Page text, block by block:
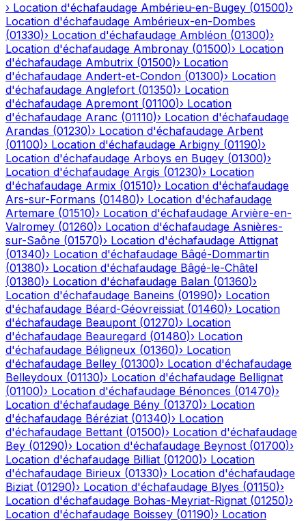
› Location d'échafaudage Ambérieu-en-Bugey (01500)›
Location d'échafaudage Ambérieux-en-Dombes
(01330)› Location d'échafaudage Ambléon (01300)›
Location d'échafaudage Ambronay (01500)› Location
d'échafaudage Ambutrix (01500)› Location
d'échafaudage Andert-et-Condon (01300)› Location
d'échafaudage Anglefort (01350)› Location
d'échafaudage Apremont (01100)› Location
d'échafaudage Aranc (01110)› Location d'échafaudage
Arandas (01230)› Location d'échafaudage Arbent
(01100)› Location d'échafaudage Arbigny (01190)›
Location d'échafaudage Arboys en Bugey (01300)›
Location d'échafaudage Argis (01230)› Location
d'échafaudage Armix (01510)› Location d'échafaudage
Ars-sur-Formans (01480)› Location d'échafaudage
Artemare (01510)› Location d'échafaudage Arvière-en-
Valromey (01260)› Location d'échafaudage Asnières-
sur-Saône (01570)› Location d'échafaudage Attignat
(01340)› Location d'échafaudage Bâgé-Dommartin
(01380)› Location d'échafaudage Bâgé-le-Châtel
(01380)› Location d'échafaudage Balan (01360)›
Location d'échafaudage Baneins (01990)› Location
d'échafaudage Béard-Géovreissiat (01460)› Location
d'échafaudage Beaupont (01270)› Location
d'échafaudage Beauregard (01480)› Location
d'échafaudage Béligneux (01360)› Location
d'échafaudage Belley (01300)› Location d'échafaudage
Belleydoux (01130)› Location d'échafaudage Bellignat
(01100)› Location d'échafaudage Bénonces (01470)›
Location d'échafaudage Bény (01370)› Location
d'échafaudage Béréziat (01340)› Location
d'échafaudage Bettant (01500)› Location d'échafaudage
Bey (01290)› Location d'échafaudage Beynost (01700)›
Location d'échafaudage Billiat (01200)› Location
d'échafaudage Birieux (01330)› Location d'échafaudage
Biziat (01290)› Location d'échafaudage Blyes (01150)›
Location d'échafaudage Bohas-Meyriat-Rignat (01250)›
Location d'échafaudage Boissey (01190)› Location